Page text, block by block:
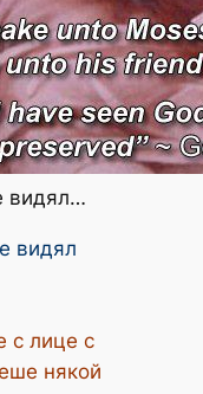
видял…
видял
с лице с
някой